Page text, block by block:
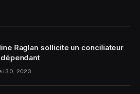
Raglan sollicite un conciliateur
30, 2023